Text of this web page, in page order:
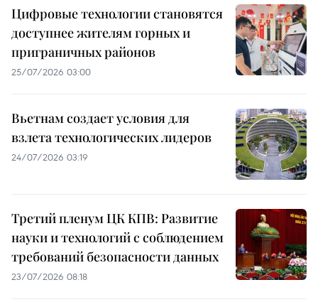
Цифровые технологии становятся
доступнее жителям горных и
приграничных районов
25/07/2026 03:00
Вьетнам создает условия для
взлета технологических лидеров
24/07/2026 03:19
Третий пленум ЦК КПВ: Развитие
науки и технологий с соблюдением
требований безопасности данных
23/07/2026 08:18